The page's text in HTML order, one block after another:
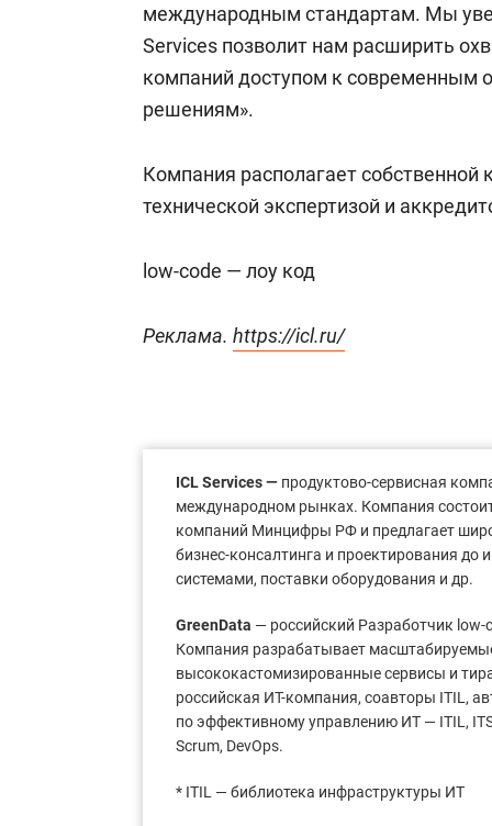
международным стандартам. Мы
Services позволит нам расширить
компаний доступом к современным
решениям».
Компания располагает собственной
технической экспертизой и
low-code — лоу код
Реклама. https://icl.ru/
ICL Services — продуктово-сервисная
международном рынках. Компания
компаний Минцифры РФ и предлагает
бизнес-консалтинга и проектирования
системами, поставки оборудования и др.
GreenData — российский Разработчик
Компания разрабатывает
высококастомизированные сервисы и
российская ИТ-компания, соавторы ITIL,
по эффективному управлению ИТ — ITIL,
Scrum, DevOps.
* ITIL — библиотека инфраструктуры ИТ